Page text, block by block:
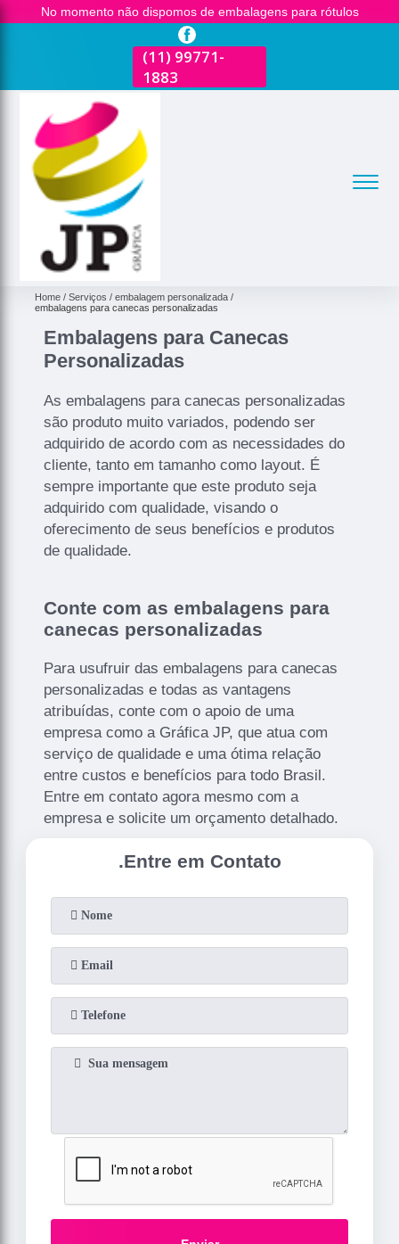
No momento não dispomos de embalagens para rótulos
(11) 99771-
1883
Home Serviços
embalagem personalizada
embalagens para canecas personalizadas
Embalagens para Canecas
Personalizadas
As embalagens para canecas personalizadas
são produto muito variados, podendo ser
adquirido de acordo com as necessidades do
cliente, tanto em tamanho como layout. É
sempre importante que este produto seja
adquirido com qualidade, visando o
oferecimento de seus benefícios e produtos
de qualidade.
Conte com as embalagens para
canecas personalizadas
Para usufruir das embalagens para canecas
personalizadas e todas as vantagens
atribuídas, conte com o apoio de uma
empresa como a Gráfica JP, que atua com
serviço de qualidade e uma ótima relação
entre custos e benefícios para todo Brasil.
Entre em contato agora mesmo com a
empresa e solicite um orçamento detalhado.
.Entre em Contato